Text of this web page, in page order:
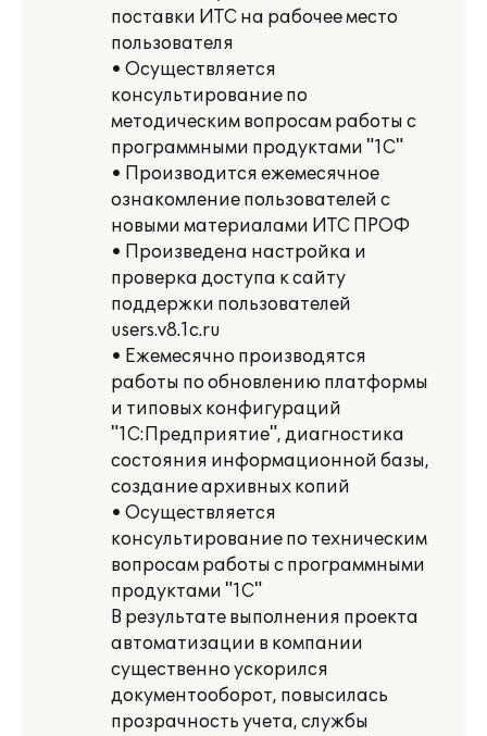
поставки ИТС на рабочее место
пользователя
• Осуществляется
консультирование по
методическим вопросам работы с
программными продуктами "1С"
• Производится ежемесячное
ознакомление пользователей с
новыми материалами ИТС ПРОФ
• Произведена настройка и
проверка доступа к сайту
поддержки пользователей
users.v8.1c.ru
• Ежемесячно производятся
работы по обновлению платформы
и типовых конфигураций
"1С:Предприятие", диагностика
состояния информационной базы,
создание архивных копий
• Осуществляется
консультирование по техническим
вопросам работы с программными
продуктами "1С"
В результате выполнения проекта
автоматизации в компании
существенно ускорился
документооборот, повысилась
прозрачность учета, службы